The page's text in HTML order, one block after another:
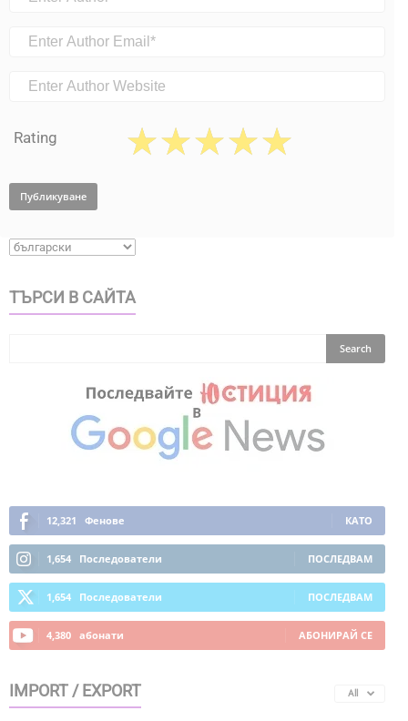
Rating
ТЪРСИ В САЙТА
12,321 Фенове КАТО
1,654 Последователи ПОСЛЕДВАМ
1,654 Последователи ПОСЛЕДВАМ
4,380 абонати АБОНИРАЙ СЕ
IMPORT / EXPORT All